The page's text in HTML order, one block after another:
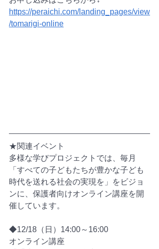
https://peraichi.com/landing_pages/view
/tomarigi-online
★関連イベント
多様な学びプロジェクトでは、毎月
「すべての子どもたちが豊かな子ども
時代を送れる社会の実現を」をビジョ
ンに、保護者向けオンライン講座を開
催しています。
◆12/18（日）14:00～16:00
オンライン講座